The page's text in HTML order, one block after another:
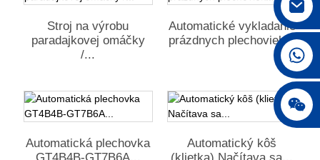
+86 18042297890
Stroj na výrobu
paradajkovej omáčky
/...
Automatické vykladanie
prázdnych plechoviek...
Automatická plechovka
Automatický kôš